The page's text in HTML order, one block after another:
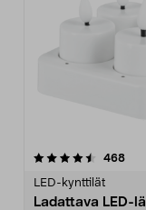
468
LED-kynttilät
Ladattava LED-
4.5 viidestä